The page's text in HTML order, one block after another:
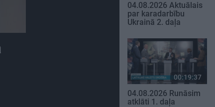
04.08.2026 Aktuālais
par karadarbību
Ukrainā 2. daļa
00:19:37
04.08.2026 Runāsim
atklāti 1. daļa